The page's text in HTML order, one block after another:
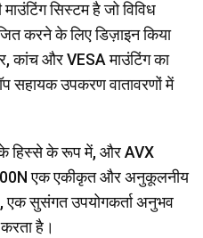
सिस्टम है जो विविध
करने के लिए डिज़ाइन किया
कांच और VESA माउंटिंग का
सहायक उपकरण वातावरणों में
के हिस्से के रूप में, और AVX
100N एक एकीकृत और अनुकूलनीय
एक सुसंगत उपयोगकर्ता अनुभव
है।